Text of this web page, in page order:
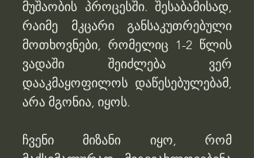
მუშაობის პროცესში. შესაბამისად,
რაიმე მკცარი განსაკუთრებული
მოთხოვნები, რომელიც 1-2 წლის
ვადაში შეიძლება ვერ
დააკმაყოფილოს დაწესებულებამ,
არა მგონია, იყოს.
ჩვენი მიზანი იყო, რომ